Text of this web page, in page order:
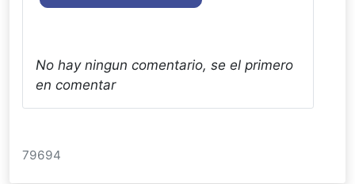
No hay ningun comentario, se el primero
en comentar
79694